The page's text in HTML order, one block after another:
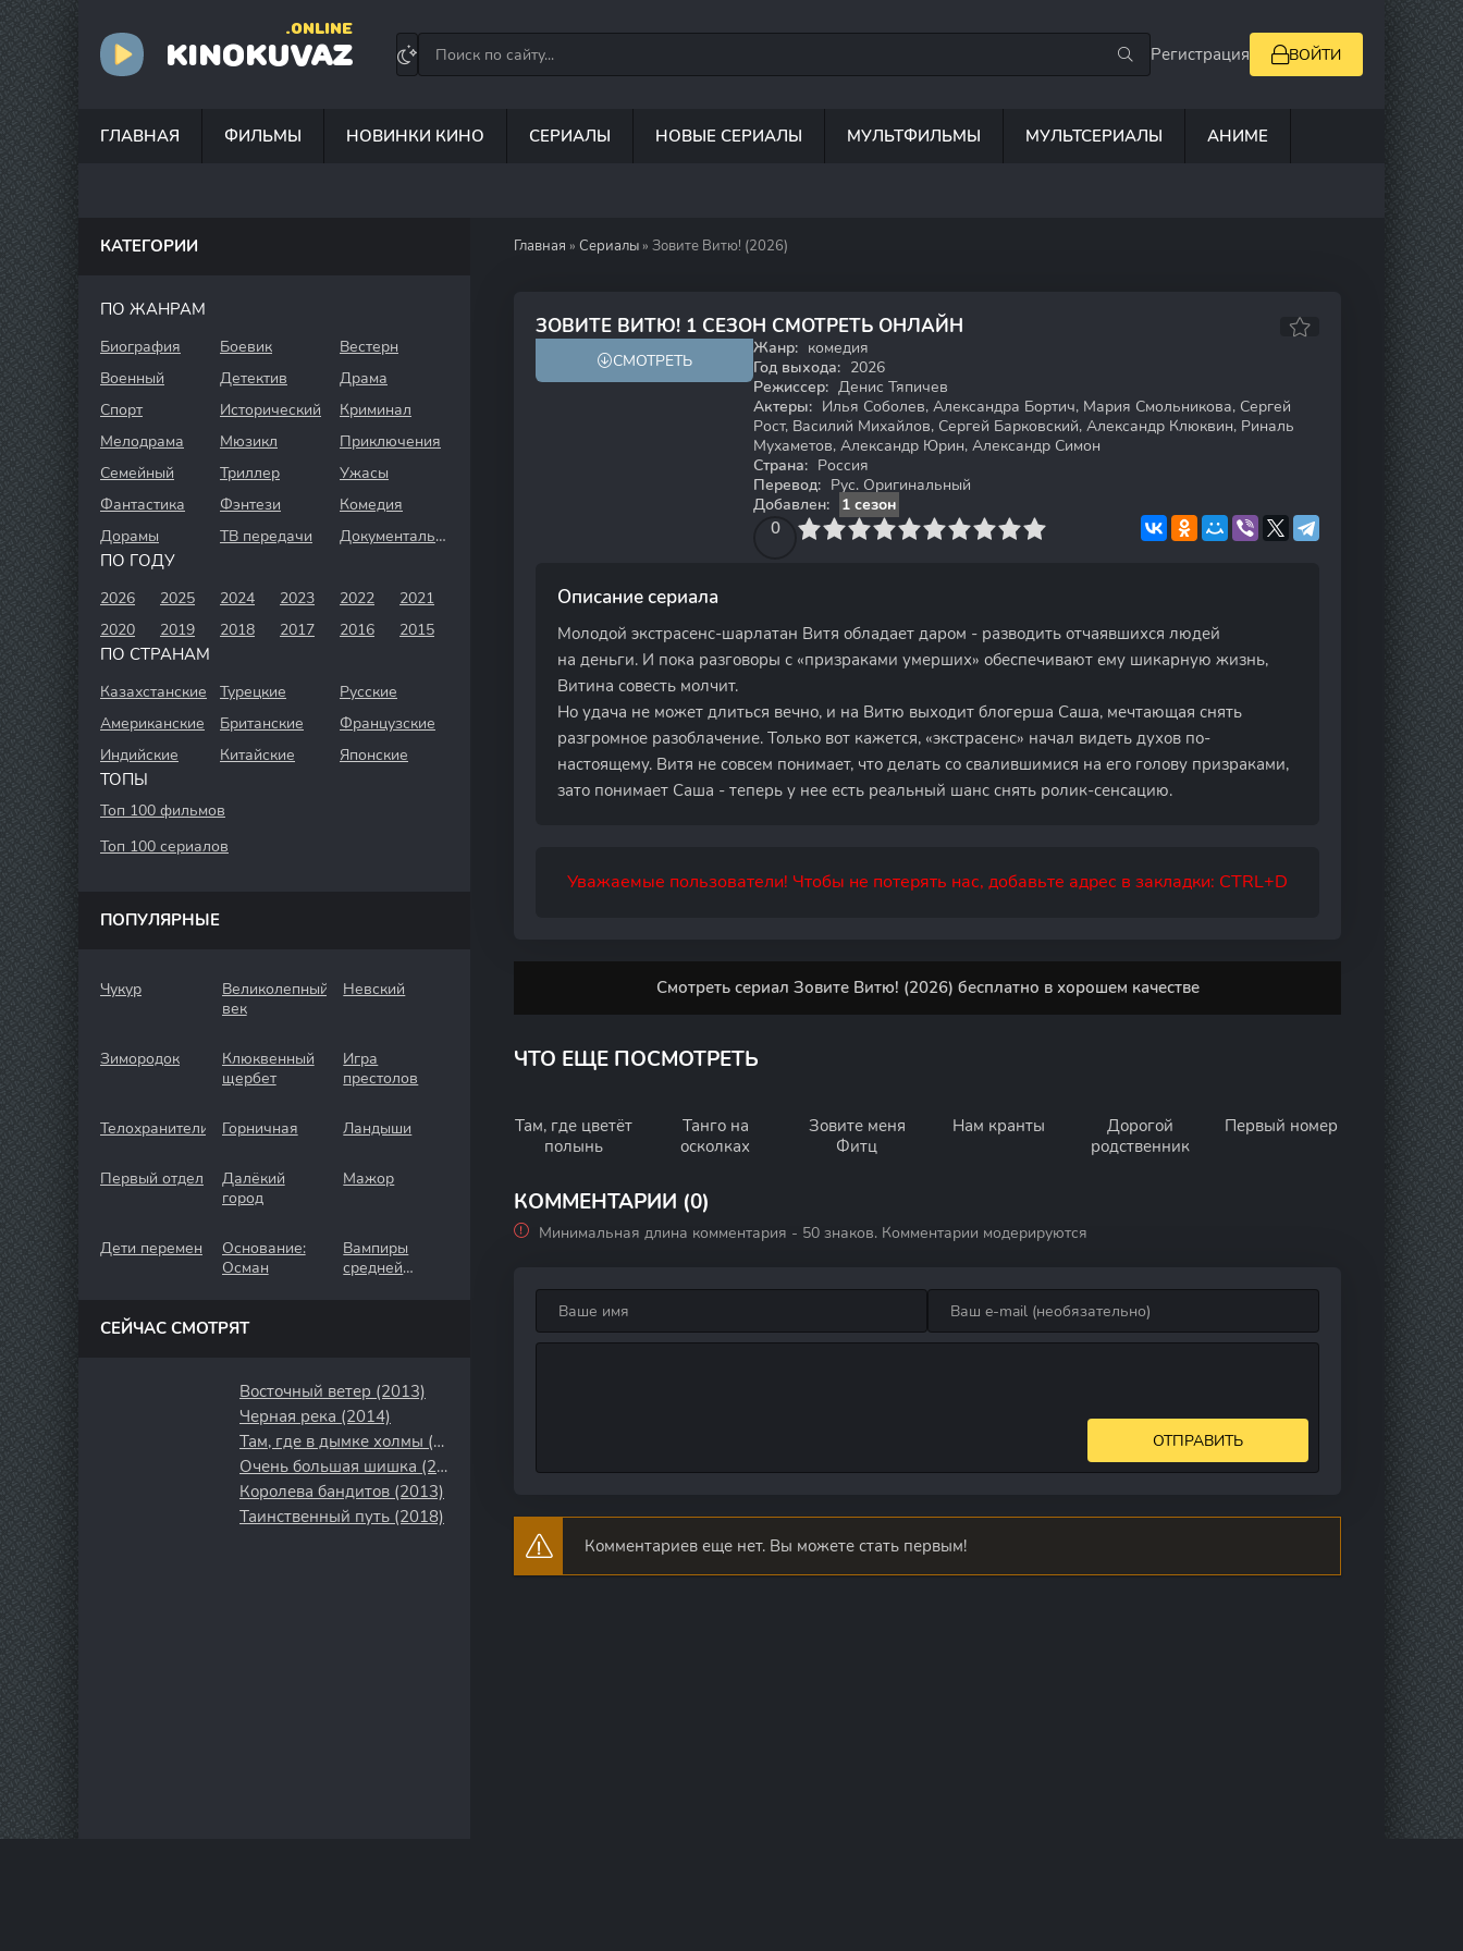
KINOKUVAZ
.ONLINE
Регистрация ВОЙТИ
ГЛАВНАЯ ФИЛЬМЫ НОВИНКИ КИНО СЕРИАЛЫ НОВЫЕ СЕРИАЛЫ МУЛЬТФИЛЬМЫ МУЛЬТСЕРИАЛЫ АНИМЕ
Главная » Сериалы » Зовите Витю! (2026)
ЗОВИТЕ ВИТЮ! 1 СЕЗОН СМОТРЕТЬ ОНЛАЙН
СМОТРЕТЬ
Жанр: комедия
Год выхода: 2026
Режиссер: Денис Тяпичев
Актеры: Илья Соболев, Александра Бортич, Мария Смольникова, Сергей
Рост, Василий Михайлов, Сергей Барковский, Александр Клюквин, Риналь
Мухаметов, Александр Юрин, Александр Симон
Страна: Россия
Перевод: Рус. Оригинальный
Добавлен:
1 сезон
0
4 6 7 8 9 10
Описание сериала
Молодой экстрасенс-шарлатан Витя обладает даром - разводить отчаявшихся людей
на деньги. И пока разговоры с «призраками умерших» обеспечивают ему шикарную жизнь,
Витина совесть молчит.
Но удача не может длиться вечно, и на Витю выходит блогерша Саша, мечтающая снять
разгромное разоблачение. Только вот кажется, «экстрасенс» начал видеть духов по-
настоящему. Витя не совсем понимает, что делать со свалившимися на его голову призраками,
зато понимает Саша - теперь у нее есть реальный шанс снять ролик-сенсацию.
Уважаемые пользователи! Чтобы не потерять нас, добавьте адрес в закладки: CTRL+D
Смотреть сериал Зовите Витю! (2026) бесплатно в хорошем качестве
ЧТО ЕЩЕ ПОСМОТРЕТЬ
Там, где цветёт
полынь
Танго на
осколках
Зовите меня
Фитц
Нам кранты
Дорогой
родственник
Первый номер
КОММЕНТАРИИ (0)
Минимальная длина комментария - 50 знаков. Комментарии модерируются
ОТПРАВИТЬ
Комментариев еще нет. Вы можете стать первым!
КАТЕГОРИИ
ПО ЖАНРАМ
Биография Боевик
Вестерн
Военный
Детектив
Драма
Спорт
Исторический
Криминал
Мелодрама
Мюзикл
Приключения
Семейный
Триллер
Ужасы
Фантастика
Фэнтези
Комедия
Дорамы
ТВ передачи Документальный
ПО ГОДУ
2026 2025 2024 2023 2022
2021
2020
2019 2018 2017 2016 2015
ПО СТРАНАМ
Казахстанские Турецкие
Русские
Американские
Британские
Французские
Индийские
Китайские Японские
ТОПЫ
Топ 100 фильмов
Топ 100 сериалов
ПОПУЛЯРНЫЕ
Чукур
Великолепный
век
Невский
Зимородок
Клюквенный
щербет
Игра
престолов
Телохранители Горничная Ландыши
Первый отдел
Далёкий
город
Мажор
Дети перемен
Основание:
Осман
Вампиры
средней
СЕЙЧАС СМОТРЯТ
Восточный ветер (2013)
Черная река (2014)
Там, где в дымке холмы (2025)
Очень большая шишка (2015)
Королева бандитов (2013)
Таинственный путь (2018)